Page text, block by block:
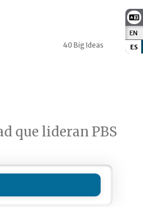
EN
ES
40 Big Ideas
que lideran PBS